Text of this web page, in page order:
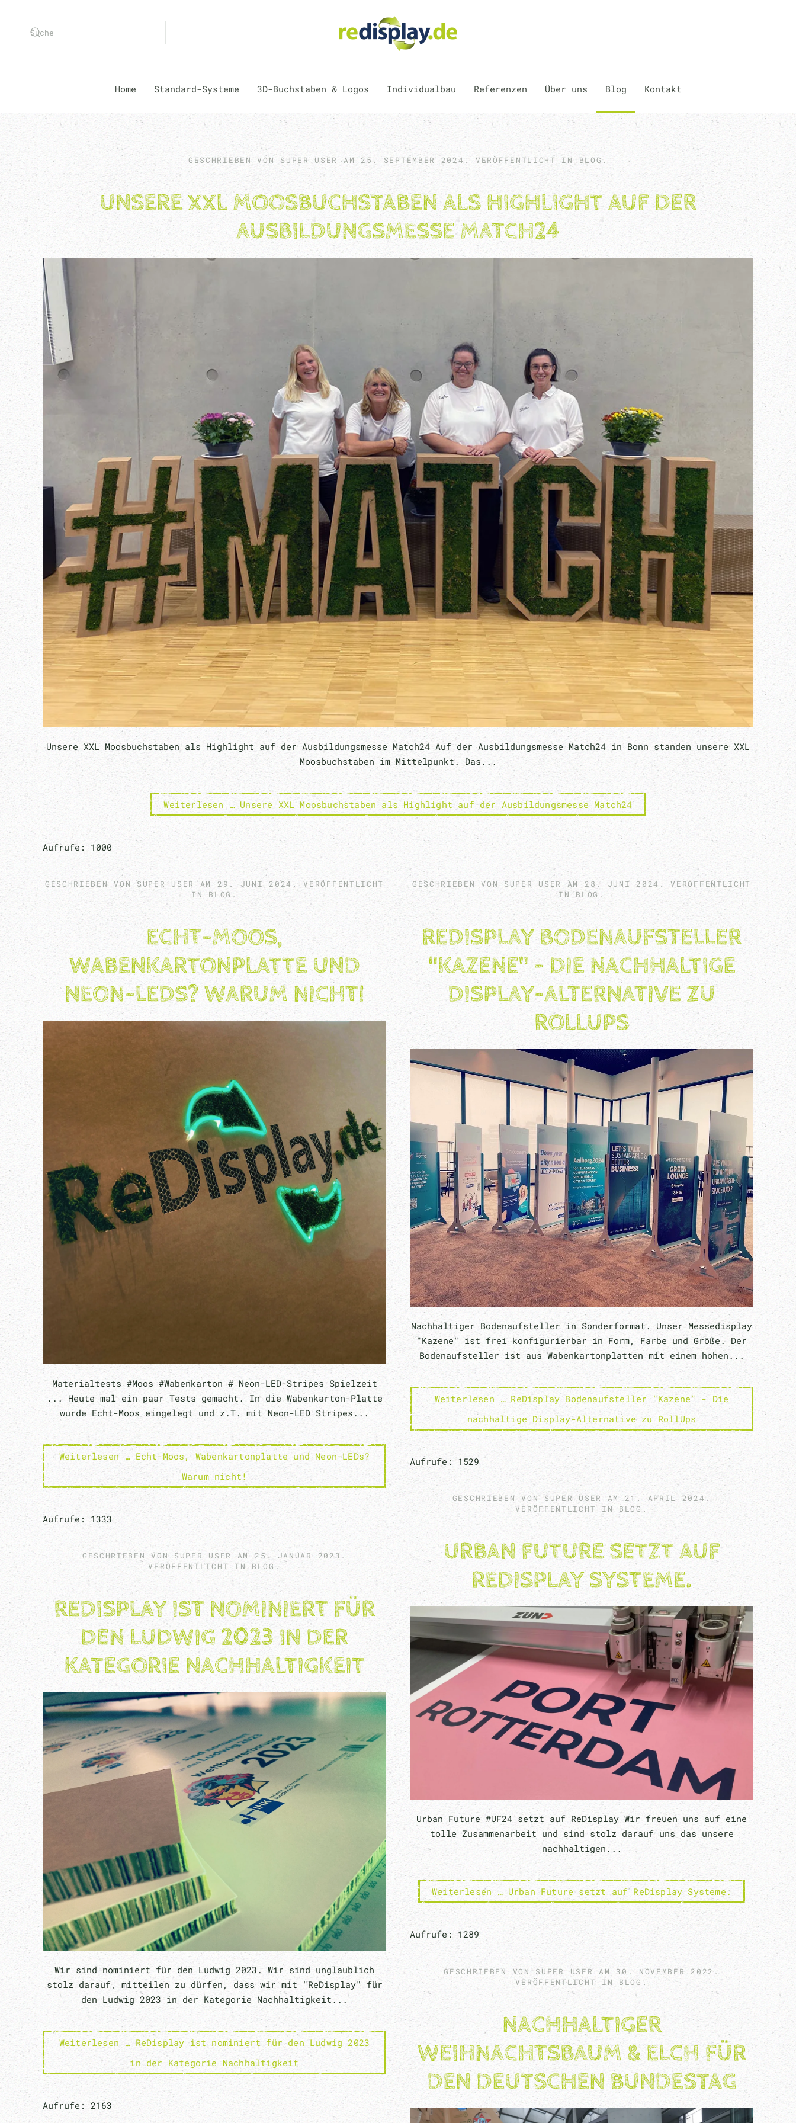
Zum Hauptinhalt springen
Home Standard-Systeme 3D-Buchstaben & Logos Individualbau Referenzen Über uns Blog Kontakt
GESCHRIEBEN VON SUPER USER AM 25. SEPTEMBER 2024 . VERÖFFENTLICHT IN BLOG.
UNSERE XXL MOOSBUCHSTABEN ALS HIGHLIGHT AUF DER
AUSBILDUNGSMESSE MATCH24
Unsere XXL Moosbuchstaben als Highlight auf der Ausbildungsmesse Match24 Auf der Ausbildungsmesse Match24 in Bonn standen unsere XXL
Moosbuchstaben im Mittelpunkt. Das...
Weiterlesen … Unsere XXL Moosbuchstaben als Highlight auf der Ausbildungsmesse Match24
Aufrufe: 1000
GESCHRIEBEN VON SUPER USER AM 29. JUNI 2024 . VERÖFFENTLICHT
INBLOG .
ECHT-MOOS,
WABENKARTONPLATTE UND
NEON-LEDS? WARUM NICHT!
Materialtests #Moos #Wabenkarton # Neon-LED-Stripes Spielzeit
... Heute mal ein paar Tests gemacht. In die Wabenkarton-Platte
wurde Echt-Moos eingelegt und z.T. mit Neon-LED Stripes...
Weiterlesen … Echt-Moos, Wabenkartonplatte und Neon-LEDs?
Warum nicht!
Aufrufe: 1333
GESCHRIEBEN VON SUPER USER AM 28. JUNI 2024 . VERÖFFENTLICHT
INBLOG .
REDISPLAY BODENAUFSTELLER
"KAZENE" - DIE NACHHALTIGE
DISPLAY-ALTERNATIVE ZU
ROLLUPS
Nachhaltiger Bodenaufsteller in Sonderformat. Unser Messedisplay
"Kazene" ist frei konfigurierbar in Form, Farbe und Größe. Der
Bodenaufsteller ist aus Wabenkartonplatten mit einem hohen...
Weiterlesen … ReDisplay Bodenaufsteller "Kazene" - Die
nachhaltige Display-Alternative zu RollUps
Aufrufe: 1529
GESCHRIEBEN VON SUPER USER AM21. APRIL 2024.
VERÖFFENTLICHT IN BLOG .
URBAN FUTURE SETZT AUF
REDISPLAY SYSTEME.
Urban Future #UF24 setzt auf ReDisplay Wir freuen uns auf eine
tolle Zusammenarbeit und sind stolz darauf uns das unsere
nachhaltigen...
Weiterlesen … Urban Future setzt auf ReDisplay Systeme.
Aufrufe: 1289
GESCHRIEBEN VON SUPER USER AM 25. JANUAR 2023 .
VERÖFFENTLICHT IN BLOG .
REDISPLAY IST NOMINIERT FÜR
DEN LUDWIG 2023 IN DER
KATEGORIE NACHHALTIGKEIT
Wir sind nominiert für den Ludwig 2023. Wir sind unglaublich
stolz darauf, mitteilen zu dürfen, dass wir mit "ReDisplay" für
den Ludwig 2023 in der Kategorie Nachhaltigkeit...
Weiterlesen … ReDisplay ist nominiert für den Ludwig 2023
in der Kategorie Nachhaltigkeit
Aufrufe: 2163
GESCHRIEBEN VON SUPER USER AM 30. NOVEMBER 2022 .
VERÖFFENTLICHT IN BLOG .
NACHHALTIGER
WEIHNACHTSBAUM & ELCH FÜR
DEN DEUTSCHEN BUNDESTAG